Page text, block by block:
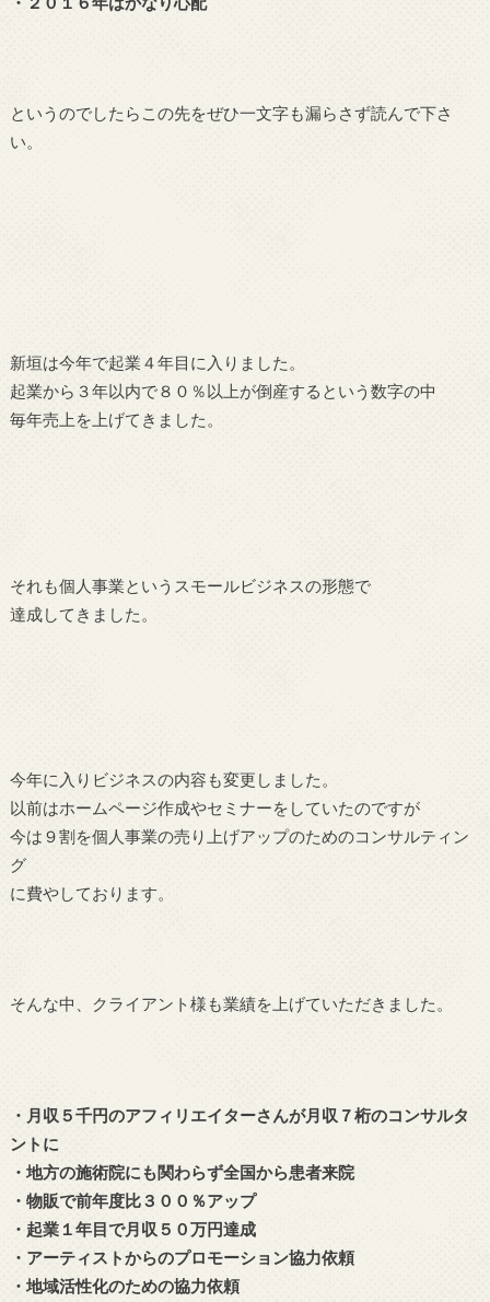
というのでしたらこの先をぜひ一文字も漏らさず読んで下さ
い。
新垣は今年で起業４年目に入りました。
起業から３年以内で８０％以上が倒産するという数字の中
毎年売上を上げてきました。
それも個人事業というスモールビジネスの形態で
達成してきました。
今年に入りビジネスの内容も変更しました。
以前はホームページ作成やセミナーをしていたのですが
今は９割を個人事業の売り上げアップのためのコンサルティン
グ
に費やしております。
そんな中、クライアント様も業績を上げていただきました。
・月収５千円のアフィリエイターさんが月収７桁のコンサルタ
ントに
・地方の施術院にも関わらず全国から患者来院
・物販で前年度比３００％アップ
・起業１年目で月収５０万円達成
・アーティストからのプロモーション協力依頼
・地域活性化のための協力依頼